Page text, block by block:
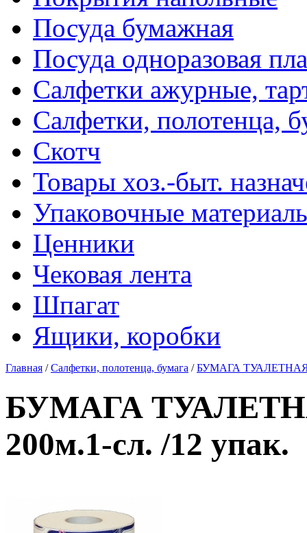
Посуда бумажная
Посуда одноразовая
Салфетки ажурные,
Салфетки, полотенца,
Скотч
Товары хоз.-быт.
Упаковочные
Ценники
Чековая лента
Шпагат
Ящики, коробки
Главная /Салфетки, полотенца, бумага /БУМАГА ТУАЛЕТНАЯ
БУМАГА
200м.1-сл. /12 упак.